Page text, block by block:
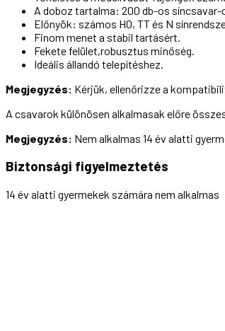
A doboz tartalma: 200 db-os síncsavar-
Előnyök: számos H0, TT és N
Finom menet a stabil tartásért.
Fekete felület,robusztus minőség.
Ideális állandó telepítéshez.
Megjegyzés: Kérjük, ellenőrizze a
A csavarok különösen alkalmasak előre
Megjegyzés: Nem alkalmas 14 év alatti
Biztonsági figyelmeztetés
14 év alatti gyermekek számára nem alkalmas